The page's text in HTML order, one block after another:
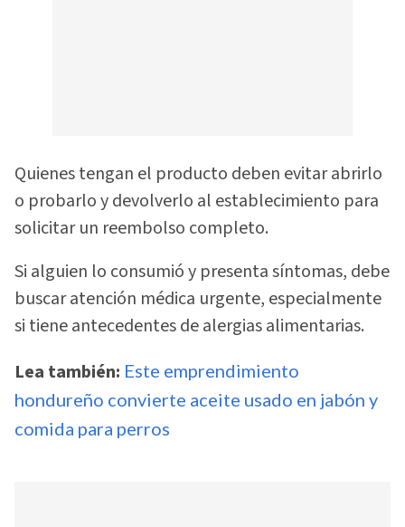
Quienes tengan el producto deben evitar abrirlo
o probarlo y devolverlo al establecimiento para
solicitar un reembolso completo.
Si alguien lo consumió y presenta síntomas, debe
buscar atención médica urgente, especialmente
si tiene antecedentes de alergias alimentarias.
Lea también: Este emprendimiento
hondureño convierte aceite usado en jabón y
comida para perros